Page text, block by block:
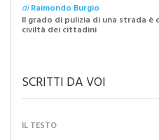
diRaimondo Burgio
Il grado di pulizia di una strada
civiltà dei cittadini
SCRITTI DA VOI
IL TESTO